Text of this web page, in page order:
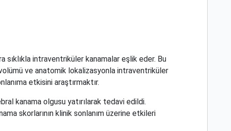
sıklıkla intraventriküler kanamalar eşlik eder. Bu
ve anatomik lokalizasyonla intraventriküler
etkisini araştırmaktır.
kanama olgusu yatırılarak tedavi edildi.
skorlarının klinik sonlanım üzerine etkileri